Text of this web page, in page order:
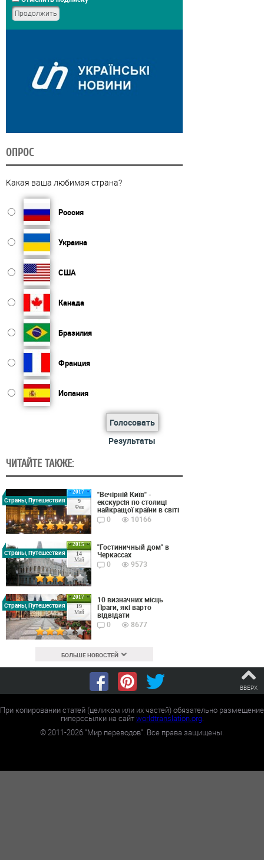
ОПРОС
Какая ваша любимая страна?
Россия
Украина
США
Канада
Бразилия
Франция
Испания
Голосовать
Результаты
ЧИТАЙТЕ ТАКЖЕ:
2017
9
Фев
Страны, Путешествия
"Вечірній Київ" -
екскурсія по столиці
найкращої країни в світі
0
10166
2015
14
Май
Страны, Путешествия
"Гостиничный дом" в
Черкассах
0
9573
2017
19
Май
Страны, Путешествия
10 визначних місць
Праги, які варто
відвідати
0
8677
БОЛЬШЕ НОВОСТЕЙ
ВВЕРХ
При копировании статей (целиком или их частей) обязательно размещение
гиперссылки на сайтworldtranslation.org.
©2011-2026 "Мир переводов". Все права защищены.